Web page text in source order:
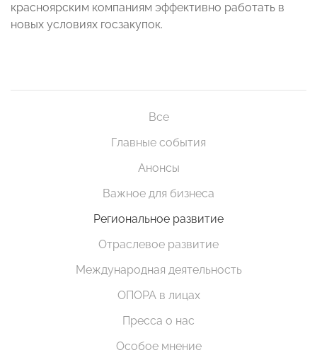
красноярским компаниям эффективно работать в
новых условиях госзакупок.
Все
Главные события
Анонсы
Важное для бизнеса
Региональное развитие
Отраслевое развитие
Международная деятельность
ОПОРА в лицах
Пресса о нас
Особое мнение